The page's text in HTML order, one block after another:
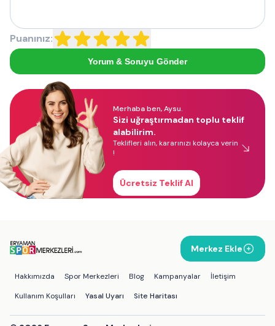
Puanınız:
Yorum & Soruyu Gönder
Merhaba ben, Aysu.
Sizi uğraştırmadan toplu teklif
alabilirim.
Teklifleri alın, kararınızı kolayca verin
!
Ücretsiz Teklif Al
Merkez Ekle
Hakkımızda Spor Merkezleri Blog Kampanyalar
İletişim
Kullanım Koşulları
Yasal Uyarı Site Haritası